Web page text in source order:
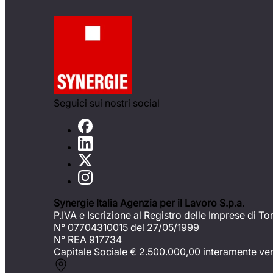
Seguici sui nostri social
Synergie Italia Agenzia per il Lavoro S.p.a.
P.IVA e Iscrizione al Registro delle Imprese di
N° 07704310015 del 27/05/1999
N° REA 917734
Capitale Sociale € 2.500.000,00 interamente